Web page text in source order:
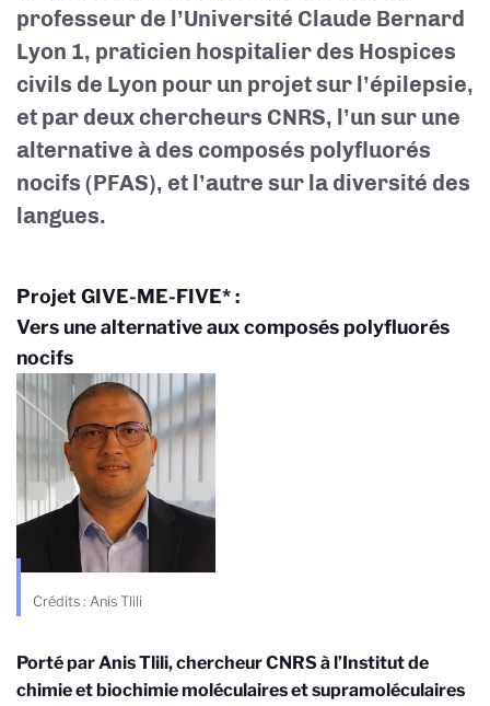
professeur de l’Université Claude Bernard
Lyon 1, praticien hospitalier des Hospices
civils de Lyon pour un projet sur l’épilepsie,
et par deux chercheurs CNRS, l’un sur une
alternative à des composés polyfluorés
nocifs (PFAS), et l’autre sur la diversité des
langues.
Projet GIVE-ME-FIVE* :
Vers une alternative aux composés polyfluorés
nocifs
Crédits : Anis Tlili
Porté par Anis Tlili, chercheur CNRS à l’Institut de
chimie et biochimie moléculaires et supramoléculaires